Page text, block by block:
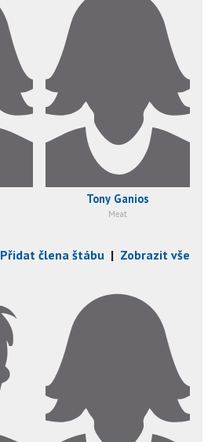
Tony Ganios
Meat
Přidat člena štábu | Zobrazit vše